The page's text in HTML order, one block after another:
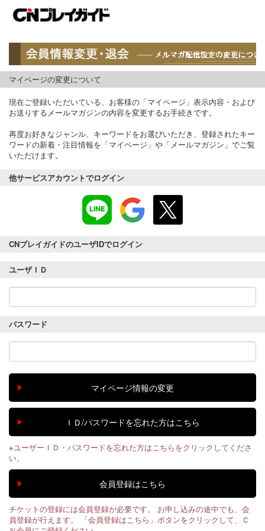
マイページの変更について
現在ご登録いただいている、お客様の「マイページ」表示内容・および
お送りするメールマガジンの内容を変更するお手続きです。
再度お好きなジャンル、キーワードをお選びいただき、登録されたキー
ワードの新着・注目情報を「マイページ」や「メールマガジン」でご覧
いただけます。
他サービスアカウントでログイン
CNプレイガイドのユーザIDでログイン
ユーザＩＤ
パスワード
※ユーザーＩＤ・パスワードを忘れた方はこちらをクリックしてくださ
い。
チケットの登録には会員登録が必要です。 お申し込みの途中でも、会
員登録が行えます。 「会員登録はこちら」ボタンをクリックして、Ｃ